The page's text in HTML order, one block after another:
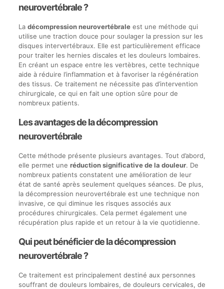
neurovertébrale ?
La décompression neurovertébraleest une méthode qui
utilise une traction douce pour soulager la pression sur les
disques intervertébraux. Elle est particulièrement efficace
pour traiter les hernies discales et les douleurs lombaires.
En créant un espace entre les vertèbres, cette technique
aide à réduire l’inflammation et à favoriser la régénération
des tissus. Ce traitement ne nécessite pas d’intervention
chirurgicale, ce qui en fait une option sûre pour de
nombreux patients.
Les avantages de la décompression
neurovertébrale
Cette méthode présente plusieurs avantages. Tout d’abord,
elle permet une réduction significative de la douleur. De
nombreux patients constatent une amélioration de leur
état de santé après seulement quelques séances. De plus,
la décompression neurovertébrale est une technique non
invasive, ce qui diminue les risques associés aux
procédures chirurgicales. Cela permet également une
récupération plus rapide et un retour à la vie quotidienne.
Qui peut bénéficier de la décompression
neurovertébrale ?
Ce traitement est principalement destiné aux personnes
souffrant de douleurs lombaires, de douleurs cervicales, de